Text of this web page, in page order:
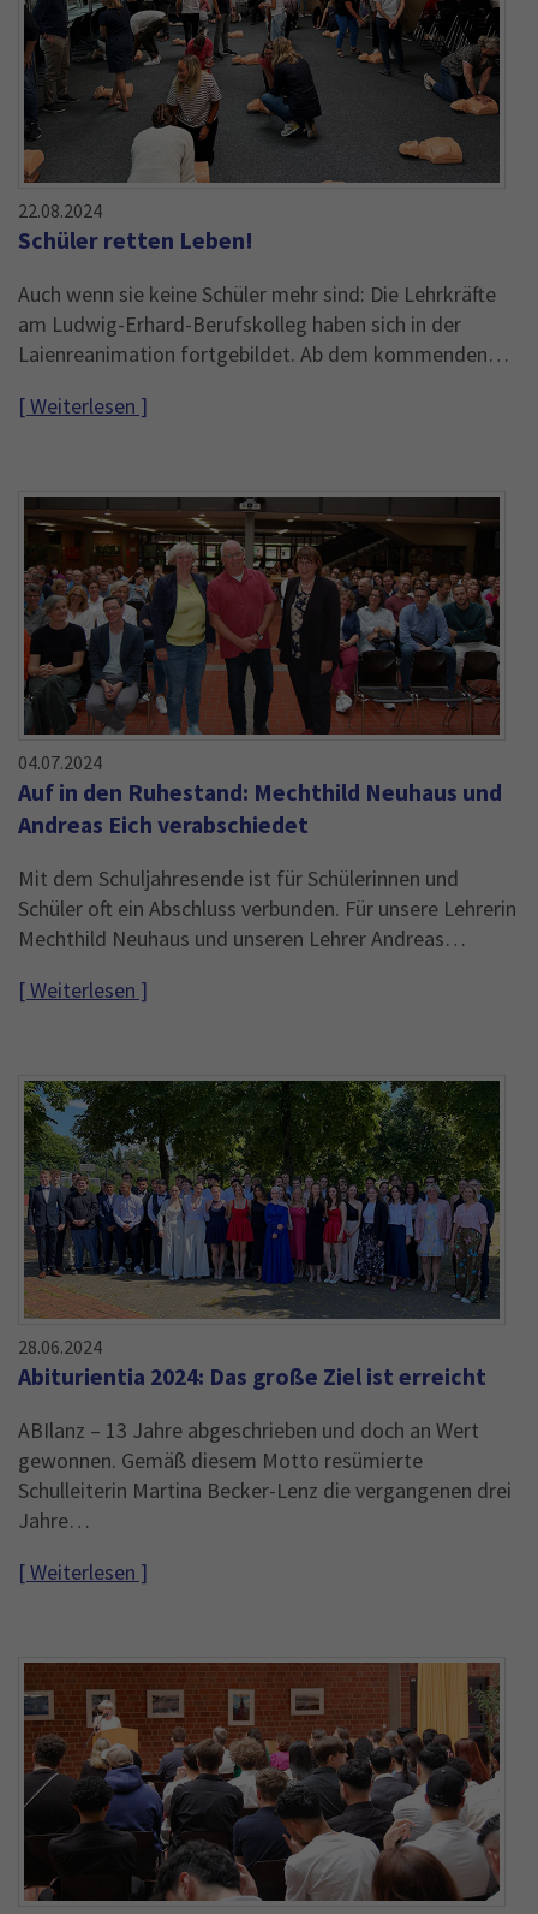
22.08.2024
Schüler retten Leben!
Auch wenn sie keine Schüler mehr sind: Die Lehrkräfte
am Ludwig-Erhard-Berufskolleg haben sich in der
Laienreanimation fortgebildet. Ab dem kommenden…
[ Weiterlesen ]
04.07.2024
Auf in den Ruhestand: Mechthild Neuhaus und
Andreas Eich verabschiedet
Mit dem Schuljahresende ist für Schülerinnen und
Schüler oft ein Abschluss verbunden. Für unsere Lehrerin
Mechthild Neuhaus und unseren Lehrer Andreas…
[ Weiterlesen ]
28.06.2024
Abiturientia 2024: Das große Ziel ist erreicht
ABIlanz – 13 Jahre abgeschrieben und doch an Wert
gewonnen. Gemäß diesem Motto resümierte
Schulleiterin Martina Becker-Lenz die vergangenen drei
Jahre…
[ Weiterlesen ]